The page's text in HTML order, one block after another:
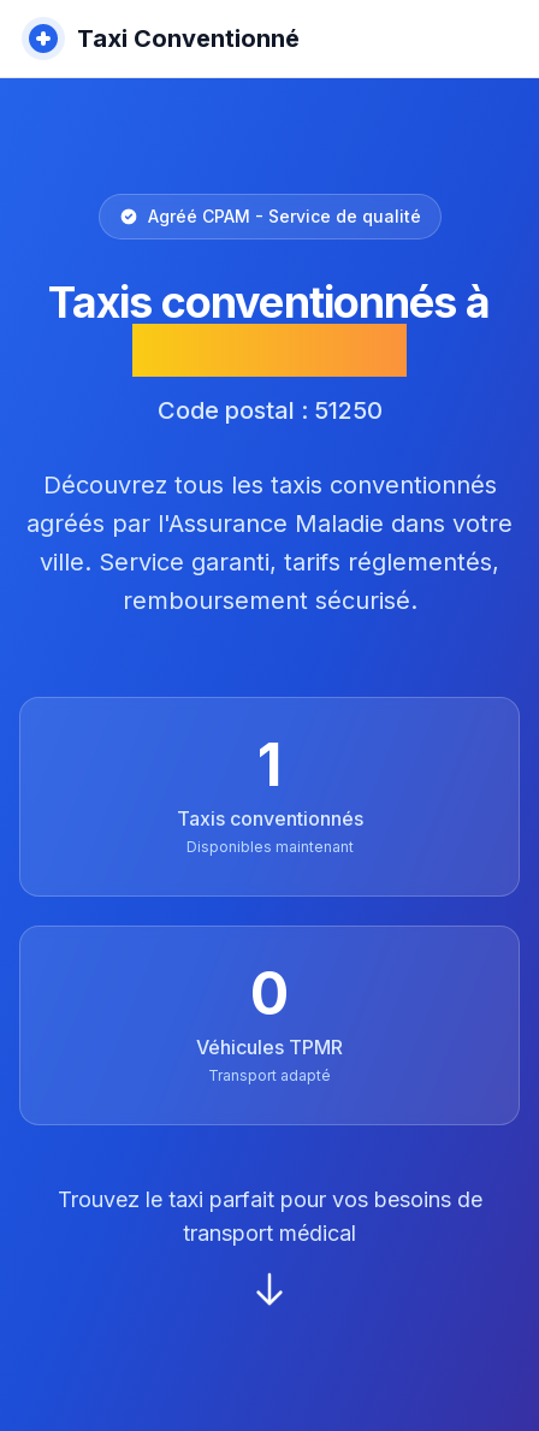
Taxi Conventionné
Agréé CPAM - Service de qualité
Taxis conventionnés à
Code postal : 51250
Découvrez tous les taxis conventionnés
agréés par l'Assurance Maladie dans votre
ville. Service garanti, tarifs réglementés,
remboursement sécurisé.
1
Taxis conventionnés
Disponibles maintenant
0
Véhicules TPMR
Transport adapté
Trouvez le taxi parfait pour vos besoins de
transport médical